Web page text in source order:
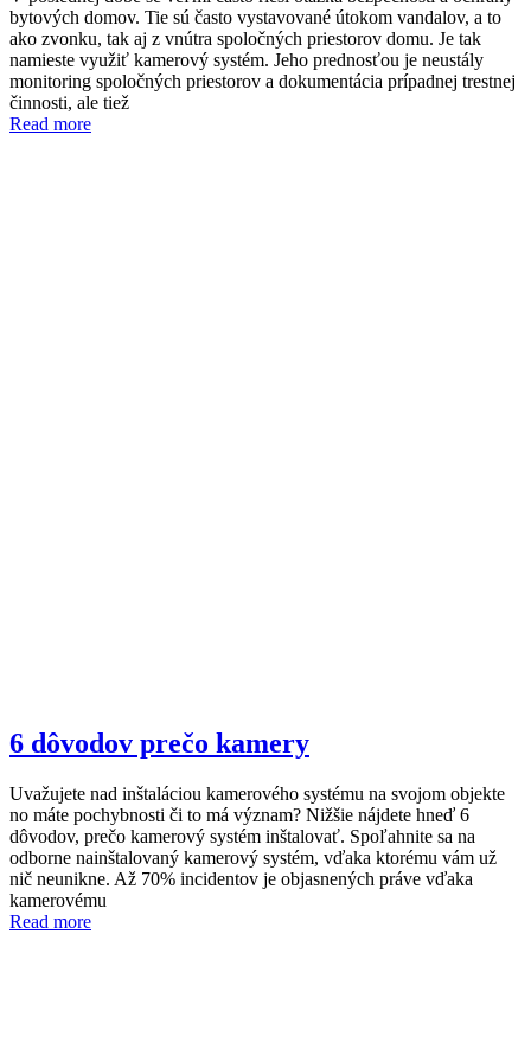
bytových domov. Tie sú často vystavované útokom vandalov, a to
ako zvonku, tak aj z vnútra spoločných priestorov domu. Je tak
namieste využiť kamerový systém. Jeho prednosťou je neustály
monitoring spoločných priestorov a dokumentácia prípadnej trestnej
činnosti, ale tiež
Read more
6 dôvodov prečo kamery
Uvažujete nad inštaláciou kamerového systému na svojom objekte
no máte pochybnosti či to má význam? Nižšie nájdete hneď 6
dôvodov, prečo kamerový systém inštalovať. Spoľahnite sa na
odborne nainštalovaný kamerový systém, vďaka ktorému vám už
nič neunikne. Až 70% incidentov je objasnených práve vďaka
kamerovému
Read more